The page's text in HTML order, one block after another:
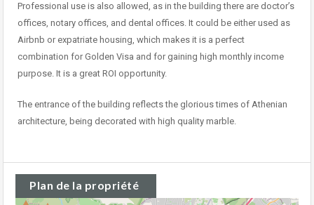
Professional use is also allowed, as in the building there are doctor’s
offices, notary offices, and dental offices. It could be either used as
Airbnb or expatriate housing, which makes it is a perfect
combination for Golden Visa and for gaining high monthly income
purpose. It is a great ROI opportunity.
The entrance of the building reflects the glorious times of Athenian
architecture, being decorated with high quality marble.
Plan de la propriété